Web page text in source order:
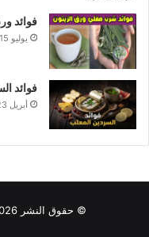
فوائد
يوليو 15, 2020
فوائد
أبريل 23, 2021
© حقوق النشر 2026، جميع الحقوق محفوظة |